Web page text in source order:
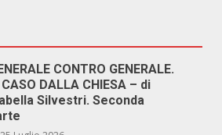
CONTRO GENERALE.
CASO DALLA CHIESA – di
Silvestri. Seconda